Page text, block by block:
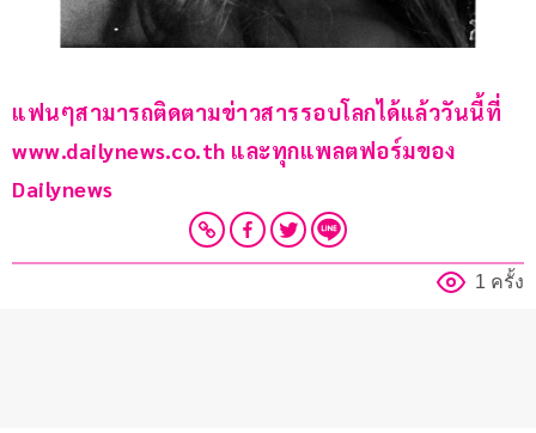
แฟนๆสามารถติดตามข่าวสารรอบโลกได้แล้ววันนี้ที่
www.dailynews.co.th และทุกแพลตฟอร์มของ
Dailynews
1 ครั้ง